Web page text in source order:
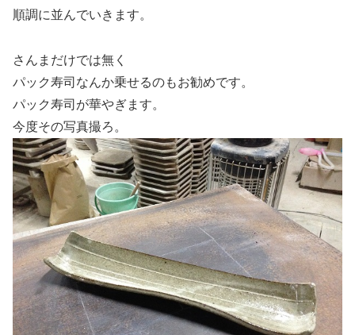
順調に並んでいきます。
さんまだけでは無く
パック寿司なんか乗せるのもお勧めです。
パック寿司が華やぎます。
今度その写真撮ろ。